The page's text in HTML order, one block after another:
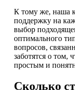
К тому же, наша
поддержку на
выбор
оптимального
вопросов,
заботятся о том,
простым и
Сколько